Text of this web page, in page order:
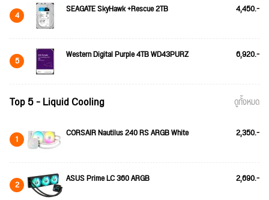
4 SEAGATE SkyHawk +Rescue 2TB 4,450.-
5 Western Digital Purple 4TB WD43PURZ 6,920.-
Top 5 - Liquid Cooling ดูทั้งหมด
1 CORSAIR Nautilus 240 RS ARGB White 2,350.-
2 ASUS Prime LC 360 ARGB 2,690.-